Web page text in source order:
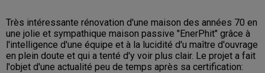
Très intéressante rénovation d'une maison des années 70 en
une jolie et sympathique maison passive "EnerPhit" grâce à
l'intelligence d'une équipe et à la lucidité d'u maître d'ouvrage
en plein doute et qui a tenté d'y voir plus clair. Le projet a fait
l'objet d'une actualité peu de temps après sa certification: